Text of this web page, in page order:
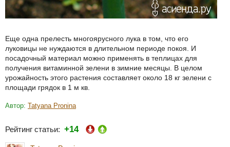
Еще одна прелесть многоярусного лука в том, что его
луковицы не нуждаются в длительном периоде покоя. И
посадочный материал можно применять в теплицах для
получения витаминной зелени в зимние месяцы. В целом
урожайность этого растения составляет около 18 кг зелени с
площади грядок в 1 м кв.
Автор: Tatyana Pronina
Рейтинг статьи: +14